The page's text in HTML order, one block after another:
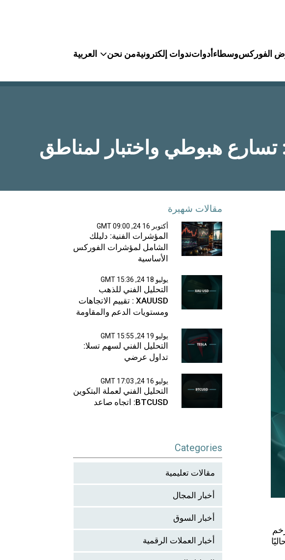
الفوركسوسطاءأدواتندوات إلكترونيةمن نحن العربية
تسارع هبوطي واختبار لمناطق
مقالات شهيرة
أكتوبر 16 24, 09:00 GMT
المؤشرات الفنية: دليلك
الشامل لمؤشرات الفوركس
الأساسية
يوليو 18 24, 15:36 GMT
التحليل الفني للذهب
XAUUSD : تقييم الاتجاهات
ومستويات الدعم والمقاومة
يوليو 19 24, 15:55 GMT
التحليل الفني لسهم تسلا:
تداول عرضي
يوليو 16 24, 17:03 GMT
التحليل الفني لعملة البتكوين
BTCUSD: اتجاه صاعد
Categories
مقالات تعليمية
أخبار المجال
أخبار السوق
أخبار العملات الرقمية